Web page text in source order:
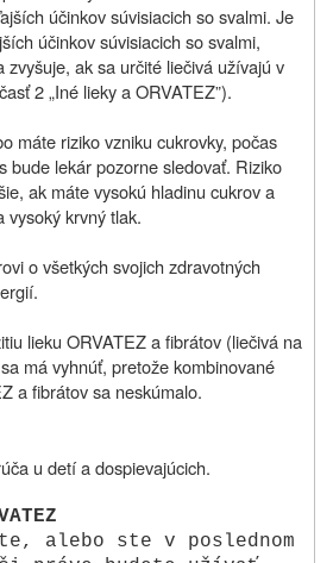
účinkov súvisiacich so svalmi. Je
účinkov súvisiacich so svalmi,
zvyšuje, ak sa určité liečivá užívajú v
2 „Iné lieky a ORVATEZ”).
máte riziko vzniku cukrovky, počas
bude lekár pozorne sledovať. Riziko
ak máte vysokú hladinu cukrov a
vysoký krvný tlak.
o všetkých svojich zdravotných
lieku ORVATEZ a fibrátov (liečivá na
má vyhnúť, pretože kombinované
a fibrátov sa neskúmalo.
u detí a dospievajúcich.
alebo ste v poslednom